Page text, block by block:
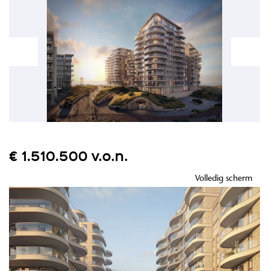
€ 1.510.500 v.o.n.
Volledig scherm